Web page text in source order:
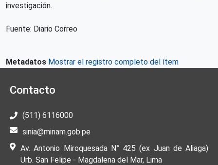
investigación.
Fuente: Diario Correo
Metadatos Mostrar el registro completo del ítem
Contacto
(511) 6116000
sinia@minam.gob.pe
Av. Antonio Miroquesada N° 425 (ex Juan de Aliaga)
Urb. San Felipe - Magdalena del Mar, Lima